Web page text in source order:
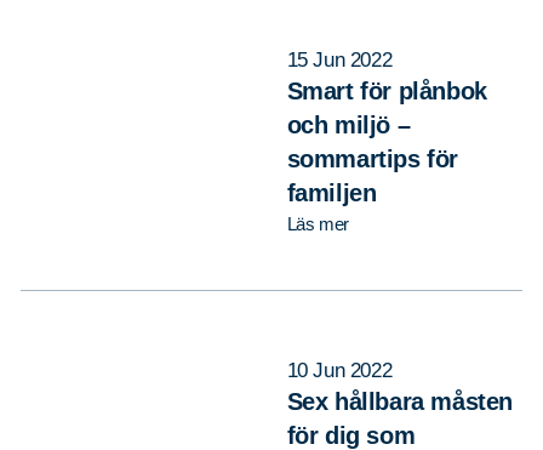
15 Jun 2022
Smart för plånbok
och miljö –
sommartips för
familjen
Läs mer
10 Jun 2022
Sex hållbara måsten
för dig som